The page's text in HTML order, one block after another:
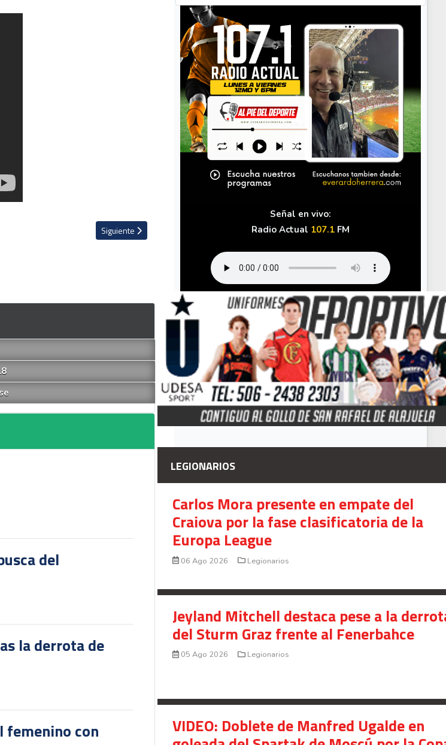
Your Add Here !!
Señal en vivo:
Radio Actual 107.1FM
Artículo siguiente: La 'promesa' de Anderson Canhoto y el mensaje a sus 'enemigos'
Siguiente
del
la derrota de
femenino con
LEGIONARIOS
Carlos Mora presente en empate del
Craiova por la fase clasificatoria de la
Europa League
06 Ago 2026 Legionarios
Jeyland Mitchell destaca pese a la
del Sturm Graz frente al Fenerbahce
05 Ago 2026 Legionarios
VIDEO: Doblete de Manfred Ugalde en